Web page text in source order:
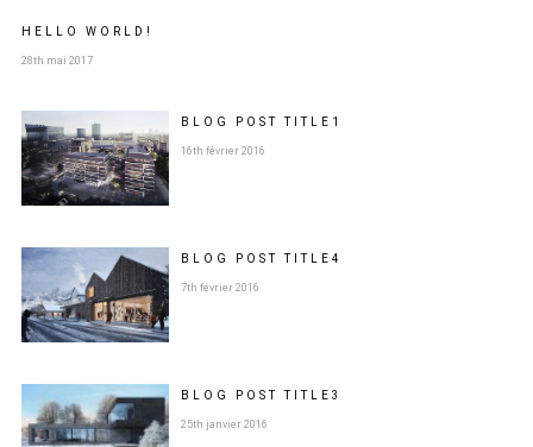
HELLO WORLD!
28th mai 2017
BLOG POSTTITLE 1
16th février 2016
BLOG POSTTITLE 4
7th février 2016
BLOG POSTTITLE 3
25th janvier 2016